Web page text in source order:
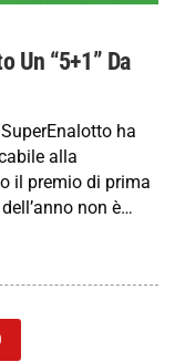
Un “5+1” Da
ha
alla
il premio di prima
non è…